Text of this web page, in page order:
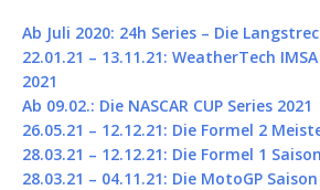
Ab Juli 2020: 24h Series – Die
22.01.21 – 13.11.21: WeatherTech
2021
Ab 09.02.: Die NASCAR CUP Series 2021
26.05.21 – 12.12.21: Die Formel 2
28.03.21 – 12.12.21: Die Formel 1
28.03.21 – 04.11.21: Die MotoGP Saison